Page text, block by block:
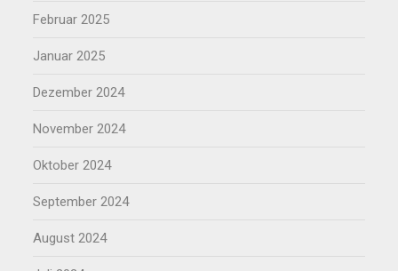
Februar 2025
Januar 2025
Dezember 2024
November 2024
Oktober 2024
September 2024
August 2024